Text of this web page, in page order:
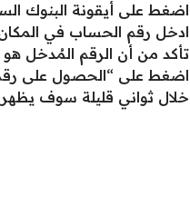
اضغط على أيقونة البنوك
ادخل رقم الحساب في
تأكد من أن الرقم المُدخل
اضغط على “الحصول على رقم
خلال ثواني قليلة سوف